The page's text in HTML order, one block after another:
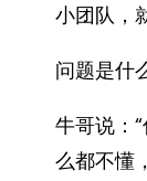
小团队，
问题是什
牛哥说：
么都不懂